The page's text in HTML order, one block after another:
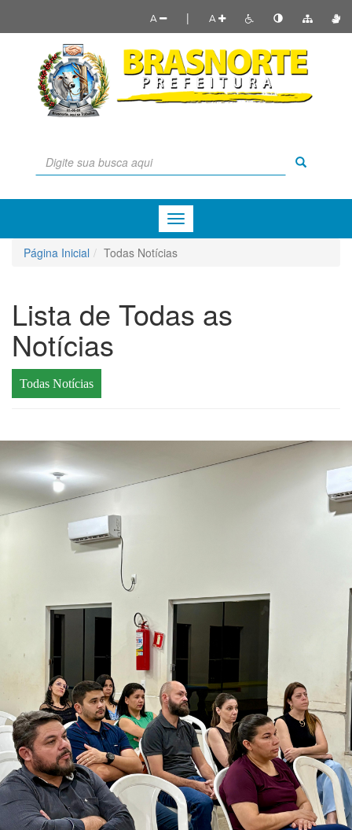
A | A
Menu
de
Navegação
Página Inicial Todas Notícias
Lista de Todas as
Notícias
Todas Notícias